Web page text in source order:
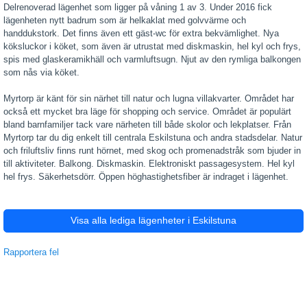
Delrenoverad lägenhet som ligger på våning 1 av 3. Under 2016 fick
lägenheten nytt badrum som är helkaklat med golvvärme och
handdukstork. Det finns även ett gäst-wc för extra bekvämlighet. Nya
köksluckor i köket, som även är utrustat med diskmaskin, hel kyl och frys,
spis med glaskeramikhäll och varmluftsugn. Njut av den rymliga balkongen
som nås via köket.
Myrtorp är känt för sin närhet till natur och lugna villakvarter. Området har
också ett mycket bra läge för shopping och service. Området är populärt
bland barnfamiljer tack vare närheten till både skolor och lekplatser. Från
Myrtorp tar du dig enkelt till centrala Eskilstuna och andra stadsdelar. Natur
och friluftsliv finns runt hörnet, med skog och promenadstråk som bjuder in
till aktiviteter. Balkong. Diskmaskin. Elektroniskt passagesystem. Hel kyl
hel frys. Säkerhetsdörr. Öppen höghastighetsfiber är indraget i lägenhet.
Visa alla lediga lägenheter i Eskilstuna
Rapportera fel